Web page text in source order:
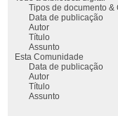
Tipos de documento &
Data de publicação
Autor
Título
Assunto
Esta Comunidade
Data de publicação
Autor
Título
Assunto